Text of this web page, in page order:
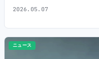
2026.05.07
ニュース